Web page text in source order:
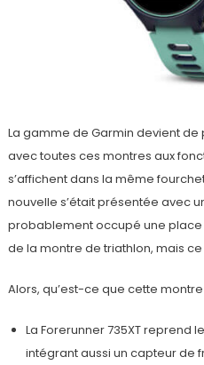
La gamme de Garmin devient
avec toutes ces montres aux
s’affichent dans la même
nouvelle s’était présentée avec
probablement occupé une
de la montre de triathlon, mais ce
Alors, qu’est-ce que cette
La Forerunner 735XT reprend
intégrant aussi un capteur de